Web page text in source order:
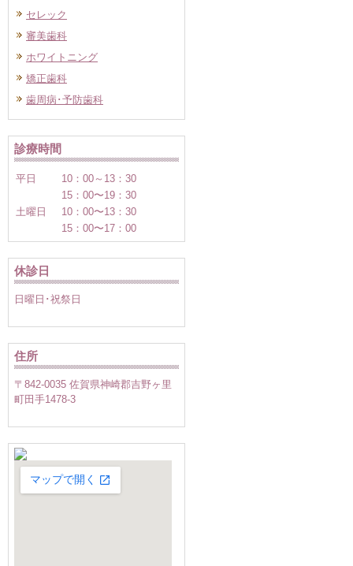
セレック
審美歯科
ホワイトニング
矯正歯科
歯周病･予防歯科
診療時間
平日
10：00～13：30
15：00〜19：30
土曜日
10：00〜13：30
15：00〜17：00
休診日
日曜日･祝祭日
住所
〒842-0035 佐賀県神崎郡吉野ヶ里
町田手1478-3